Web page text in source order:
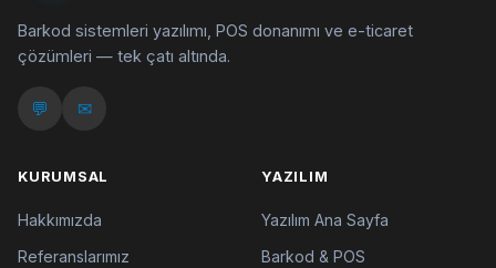
Barkod sistemleri yazılımı, POS donanımı ve e-ticaret
çözümleri — tek çatı altında.
💬 ✉
KURUMSAL
Hakkımızda
Referanslarımız
YAZILIM
Yazılım Ana Sayfa
Barkod & POS